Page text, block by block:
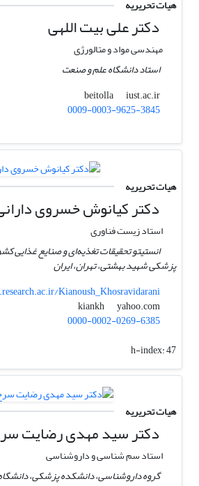
هیات تحریریه
دکتر علی بیت اللهی
مهندسی مواد و متالورژی
استاد دانشگاه علم و صنعت
beitolla
iust.ac.ir
0009-0003-9625-3845
هیات تحریریه
دکتر کیانوش خسروی
استاد زیست فناوری
انستیتو تحقیقات تغذیه‌ای و صنایع غذایی
پزشکی شهید بهشتی، تهران، ایران
Kianoush_Khosravidarani
kiankh
yahoo.com
0000-0002-0269-6385
h-index:47
هیات تحریریه
دکتر سید مهدی رضایت
استاد سم شناسی و داروشناسی
گروه داروشناسی، دانشکده پزشکی،